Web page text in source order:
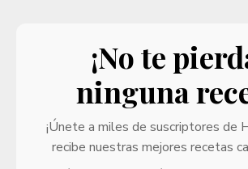
¡No te
ninguna
¡Únete a miles de suscriptores de
recibe nuestras mejores recetas